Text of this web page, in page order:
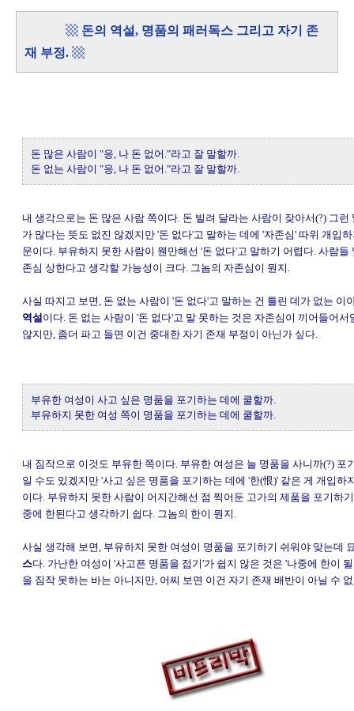
▩ 돈의 역설, 명품의 패러독스 그리고 자기 존
재 부정. ▩
돈 많은 사람이 "응, 나 돈 없어."라고 잘 말할까.
돈 없는 사람이 "응, 나 돈 없어."라고 잘 말할까.
내 생각으로는 돈 많은 사람 쪽이다. 돈 빌려 달라는 사람이 잦아서(?) 그런
가 많다는 뜻도 없진 않겠지만 '돈 없다'고 말하는 데에 '자존심' 따위 개입
문이다. 부유하지 못한 사람이 웬만해선 '돈 없다'고 말하기 어렵다. 사람들
존심 상한다고 생각할 가능성이 크다. 그놈의 자존심이 뭔지.
사실 따지고 보면, 돈 없는 사람이 '돈 없다'고 말하는 건 틀린 데가 없는 이
역설이다. 돈 없는 사람이 '돈 없다'고 말 못하는 것은 자존심이 끼어들어서
않지만, 좀더 파고 들면 이건 중대한 자기 존재 부정이 아닌가 싶다.
부유한 여성이 사고 싶은 명품을 포기하는 데에 쿨할까.
부유하지 못한 여성 쪽이 명품을 포기하는 데에 쿨할까.
내 짐작으로 이것도 부유한 쪽이다. 부유한 여성은 늘 명품을 사니까(?) 포
일 수도 있겠지만 '사고 싶은 명품을 포기하는 데에 '한(恨)' 같은 게 개입하
이다. 부유하지 못한 사람이 어지간해선 점 찍어둔 고가의 제품을 포기하
중에 한된다고 생각하기 쉽다. 그놈의 한이 뭔지.
사실 생각해 보면, 부유하지 못한 여성이 명품을 포기하기 쉬워야 맞는데
스다. 가난한 여성이 '사고픈 명품을 접기'가 쉽지 않은 것은 '나중에 한이
을 짐작 못하는 바는 아니지만, 어찌 보면 이건 자기 존재 배반이 아닐 수